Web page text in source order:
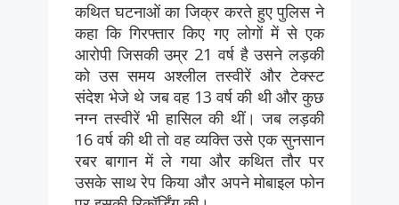
कथित घटनाओं का जिक्र करते हुए पुलिस ने
कहा कि गिरफ्तार किए गए लोगों में से एक
आरोपी जिसकी उम्र 21 वर्ष है उसने लड़की
को उस समय अश्लील तस्वीरें और टेक्स्ट
संदेश भेजे थे जब वह 13 वर्ष की थी और कुछ
नग्न तस्वीरें भी हासिल की थीं। जब लड़की
16 वर्ष की थी तो वह व्यक्ति उसे एक सुनसान
रबर बागान में ले गया और कथित तौर पर
उसके साथ रेप किया और अपने मोबाइल फोन